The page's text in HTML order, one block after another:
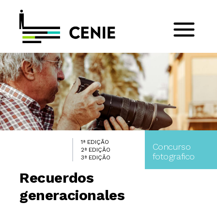
1ª EDIÇÃO
2ª EDIÇÃO
3ª EDIÇÃO
Concurso
fotografico
Recuerdos
generacionales